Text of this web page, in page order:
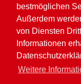
bestmöglichen
Außerdem
von Diensten
Informationen
Weitere
Punkten jetzt in
in Dijon und Misano
Home